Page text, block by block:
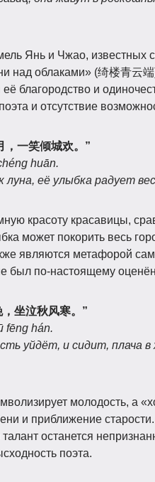
Янь и Чжао, известных
над облаками» (绮楼青云
благородство и
и отсутствие
，一笑倾城欢。”
huān.
луна, её улыбка радует
красоту красавицы,
может покорить весь
являются метафорой
был по-настоящему
坐泣秋风寒。”
fēng hán.
уйдёт, и сидит, плача в
молодость, а
и приближение
останется
поэта.